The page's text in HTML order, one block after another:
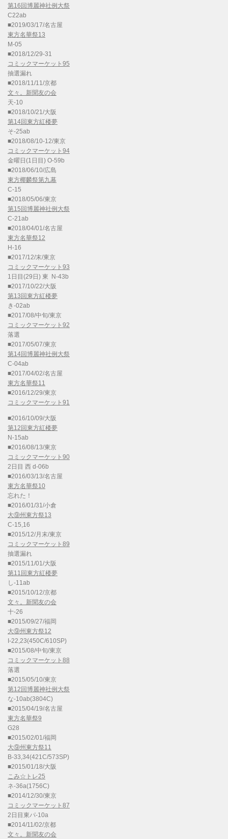
第16回博麗神社例大祭
C22ab
■2019/03/17/名古屋
東方名華祭13
M-05
■2018/12/29-31
コミックマーケット95
抽選漏れ
■2018/11/11/京都
文々。新聞友の会
天-10
■2018/10/21/大阪
第14回東方紅楼夢
そ-25ab
■2018/08/10-12/東京
コミックマーケット94
金曜日(1日目) O-59b
■2018/06/10/広島
東方椰麟祭第九幕
C-15
■2018/05/06/東京
第15回博麗神社例大祭
C-21ab
■2018/04/01/名古屋
東方名華祭12
H-16
■2017/12/末/東京
コミックマーケット93
1日目(29日) 東 N-43b
■2017/10/22/大阪
第13回東方紅楼夢
き-02ab
■2017/08/中旬/東京
コミックマーケット92
落選
■2017/05/07/東京
第14回博麗神社例大祭
C-04ab
■2017/04/02/名古屋
東方名華祭11
■2016/12/29/東京
コミックマーケット91
■2016/10/09/大阪
第12回東方紅楼夢
N-15ab
■2016/08/13/東京
コミックマーケット90
2日目 西 d-06b
■2016/03/13/名古屋
東方名華祭10
忘れた！
■2016/01/31/小倉
大⑨州東方祭13
C-15,16
■2015/12/月末/東京
コミックマーケット89
抽選漏れ
■2015/11/01/大阪
第11回東方紅楼夢
し-11ab
■2015/10/12/京都
文々。新聞友の会
十-26
■2015/09/27/福岡
大⑨州東方祭12
I-22,23(450C/610SP)
■2015/08/中旬/東京
コミックマーケット88
落選
■2015/05/10/東京
第12回博麗神社例大祭
な-10ab(3804C)
■2015/04/19/名古屋
東方名華祭9
G28
■2015/02/01/福岡
大⑨州東方祭11
B-33,34(421C/573SP)
■2015/01/18/大阪
こみ☆トレ25
ネ-36a(1756C)
■2014/12/30/東京
コミックマーケット87
2日目東パ-10a
■2014/11/02/京都
文々。新聞友の会